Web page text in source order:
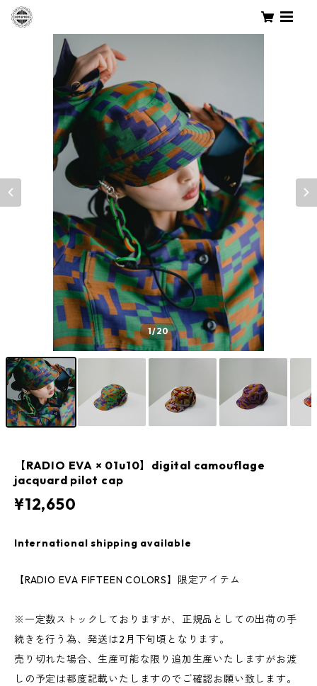
1/20
【RADIO EVA × 01u10】digital camouflage
jacquard pilot cap
¥12,650
International shipping available
【RADIO EVA FIFTEEN COLORS】限定アイテム
※一定数ストックしておりますが、正規品としての出荷の手
続きを行う為、発送は2月下旬頃となります。
売り切れた場合、生産可能な限り追加生産いたしますがお渡
しの予定は都度記載いたしますのでご確認お願い致します。